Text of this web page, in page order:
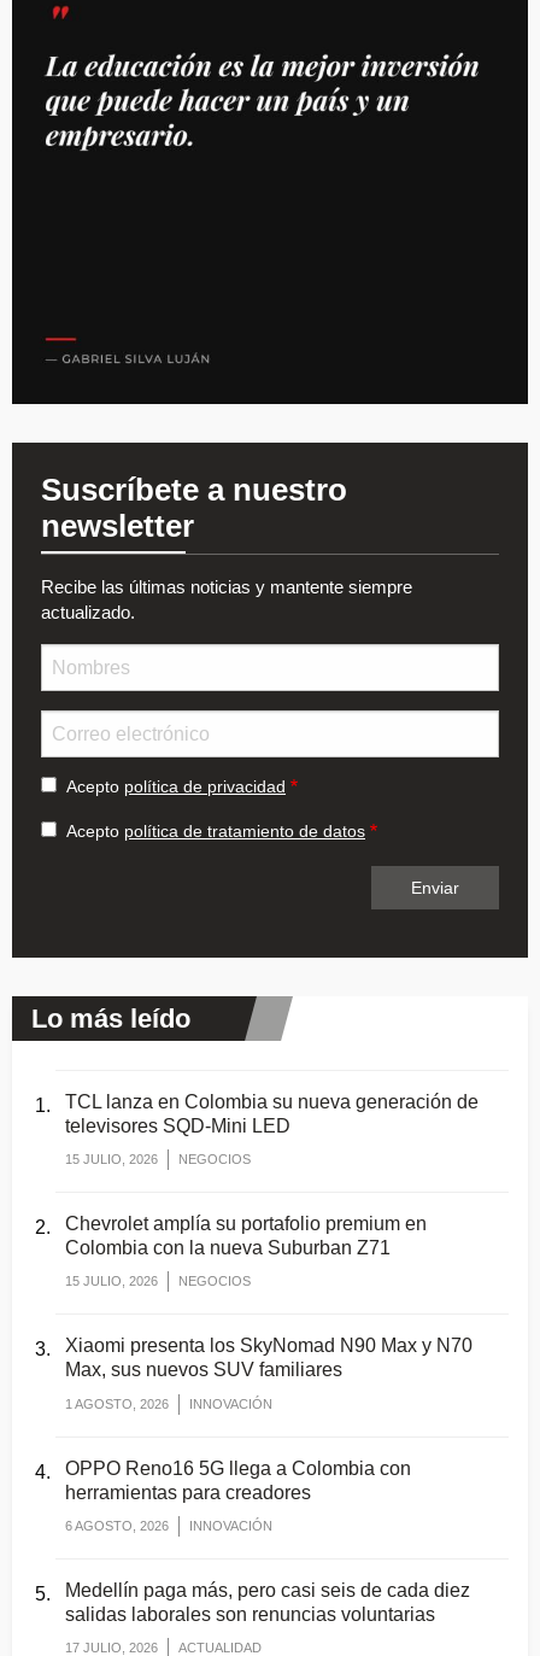
Suscríbete a nuestro
newsletter
Recibe las últimas noticias y mantente siempre
actualizado.
Acepto política de privacidad
Acepto política de tratamiento de datos
Lo más leído
TCL lanza en Colombia su nueva generación de
televisores SQD-Mini LED
15 JULIO, 2026 NEGOCIOS
Chevrolet amplía su portafolio premium en
Colombia con la nueva Suburban Z71
15 JULIO, 2026 NEGOCIOS
Xiaomi presenta los SkyNomad N90 Max y N70
Max, sus nuevos SUV familiares
1 AGOSTO, 2026 INNOVACIÓN
OPPO Reno16 5G llega a Colombia con
herramientas para creadores
6 AGOSTO, 2026 INNOVACIÓN
Medellín paga más, pero casi seis de cada diez
salidas laborales son renuncias voluntarias
17 JULIO, 2026 ACTUALIDAD